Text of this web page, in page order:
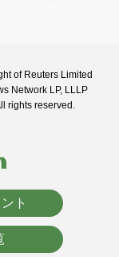
of Reuters Limited
Network LP, LLLP
rights reserved.
ト